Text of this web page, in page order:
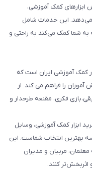
کمک آموزشی،
می‌دهد. این خدمات شامل
به شما کمک می‌کند به راحتی و
کمک آموزشی ایران است که
آموزان را فراهم می کند. از
فکری، مقنعه طرحدار و
ابزار کمک آموزشی، وسایل
بهترین انتخاب شماست. این
مربیان و مدیران
کنند.